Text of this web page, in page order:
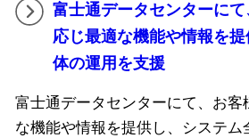
富士通データセンターに
応じ最適な機能や情報を
体の運用を支援
富士通データセンターにて、お客
な機能や情報を提供し​、システム